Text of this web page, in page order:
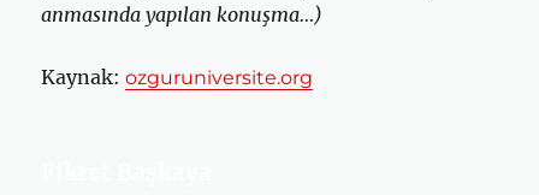
anmasında yapılan konuşma…)
Kaynak:ozguruniversite.org